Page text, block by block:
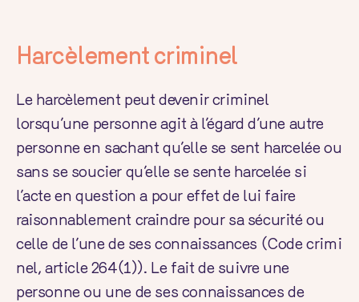
Harcèlement criminel
Le harcèlement peut devenir criminel
lorsqu’une personne agit à l’égard d’une autre
personne en sachant qu’elle se sent harcelée ou
sans se soucier qu’elle se sente harcelée si
l’acte en question a pour effet de lui faire
raisonnablement craindre pour sa sécurité ou
celle de l’une de ses connaissances (Code crimi
nel, article 264(1)). Le fait de suivre une
personne ou une de ses connaissances de